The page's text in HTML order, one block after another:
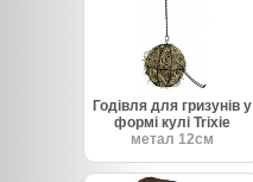
Годівля для гризунів у
формі кулі Trixie
метал 12см